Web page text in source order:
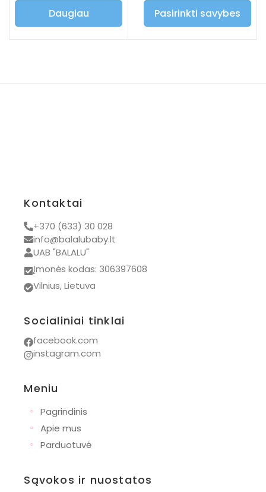
Daugiau Pasirinkti savybes
Kontaktai
+370 (633) 30 028
info@balalubaby.lt
UAB "BALALU"
Įmonės kodas: 306397608
Vilnius, Lietuva
Socialiniai tinklai
facebook.com
instagram.com
Meniu
◦
Pagrindinis
◦ Apie mus
◦ Parduotuvė
Sąvokos ir nuostatos